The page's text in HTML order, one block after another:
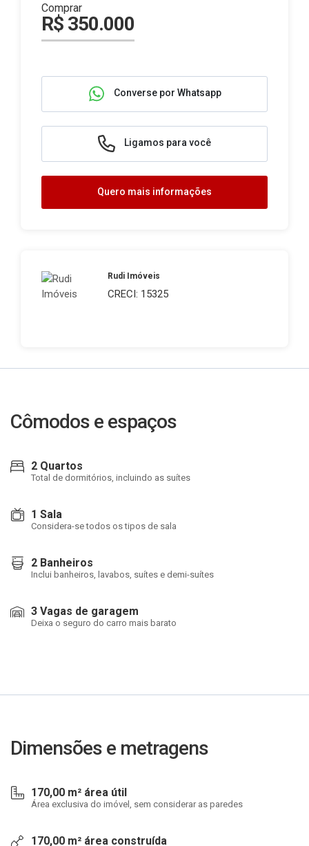
Comprar
R$ 350.000
Converse por Whatsapp
Ligamos para você
Quero mais informações
Rudi Imóveis
CRECI: 15325
Cômodos e espaços
2 Quartos
Total de dormitórios, incluindo as suítes
1 Sala
Considera-se todos os tipos de sala
2 Banheiros
Inclui banheiros, lavabos, suítes e demi-suítes
3 Vagas de garagem
Deixa o seguro do carro mais barato
Dimensões e metragens
170,00 m² área útil
Área exclusiva do imóvel, sem considerar as paredes
170,00 m² área construída